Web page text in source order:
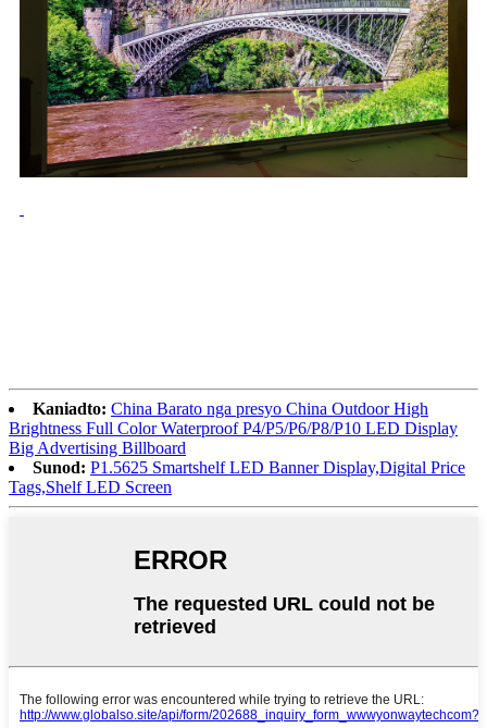
Kaniadto: China Barato nga presyo China Outdoor High
Brightness Full Color Waterproof P4/P5/P6/P8/P10 LED Display
Big Advertising Billboard
Sunod: P1.5625 Smartshelf LED Banner Display,Digital Price
Tags,Shelf LED Screen